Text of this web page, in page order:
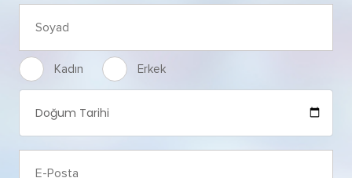
Kadın Erkek